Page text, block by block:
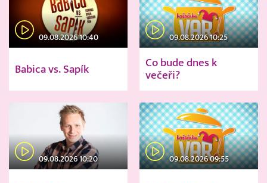
09.08.2026 10:40
Babica vs. Sapík
09.08.2026 10:25
Co bude dnes k
večeři?
09.08.2026 10:20 09.08.2026 09:55